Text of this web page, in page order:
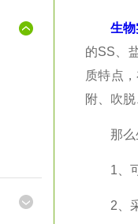
生
的SS、
质特点
附、吹
那么生
1、可
2、采